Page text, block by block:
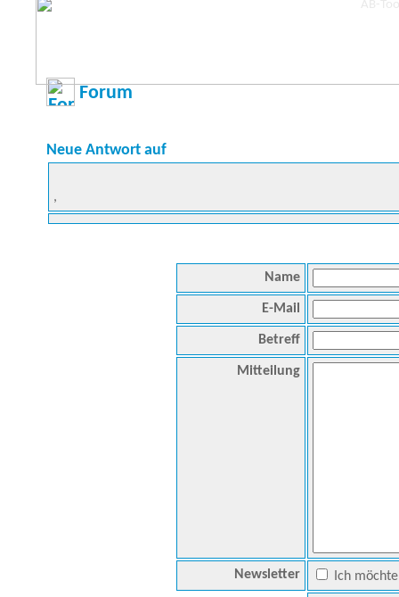
Forum
Neue Antwort auf
,
Name
E-Mail
Betreff
Mitteilung
Newsletter Ich